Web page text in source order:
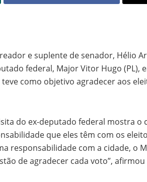
e suplente de senador, Hélio
federal, Major Vitor Hugo (PL),
como objetivo agradecer aos
do ex-deputado federal mostra
que eles têm com os
responsabilidade com a cidade, o
de agradecer cada voto”,